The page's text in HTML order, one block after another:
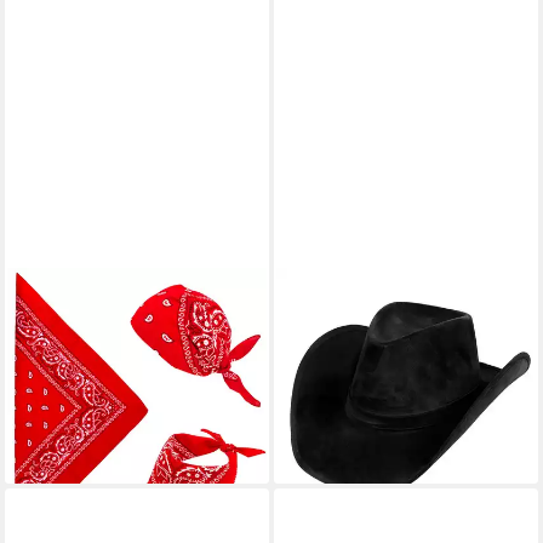
WIDMANN S.R.L.
Cowboy-Kostüm Bandana
Halstuch Cowboy Kostüm -
55x55cm, Rot
3,99 €
lieferbar - in 2-3 Werktagen bei dir
Cowboy-Kostüm Cowboyhut
Rinderbaron, Großer
Westernhut für echte
Cowboys
19,99 €
lieferbar - in 2-3 Werktagen bei dir